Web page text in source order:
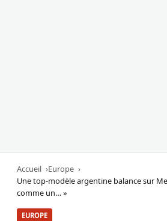
Accueil
Europe
Une top-modèle argentine balance sur
comme un… »
EUROPE